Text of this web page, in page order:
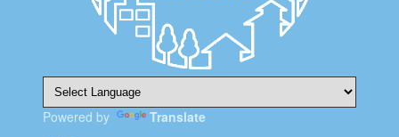
Powered by
Translate